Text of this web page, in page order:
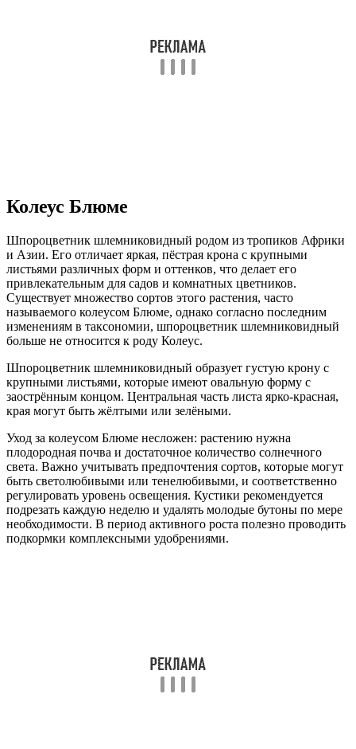
Колеус Блюме
Шпороцветник шлемниковидный родом из тропиков Африки
и Азии. Его отличает яркая, пёстрая крона с крупными
листьями различных форм и оттенков, что делает его
привлекательным для садов и комнатных цветников.
Существует множество сортов этого растения, часто
называемого колеусом Блюме, однако согласно последним
изменениям в таксономии, шпороцветник шлемниковидный
больше не относится к роду Колеус.
Шпороцветник шлемниковидный образует густую крону с
крупными листьями, которые имеют овальную форму с
заострённым концом. Центральная часть листа ярко-красная,
края могут быть жёлтыми или зелёными.
Уход за колеусом Блюме несложен: растению нужна
плодородная почва и достаточное количество солнечного
света. Важно учитывать предпочтения сортов, которые могут
быть светолюбивыми или тенелюбивыми, и соответственно
регулировать уровень освещения. Кустики рекомендуется
подрезать каждую неделю и удалять молодые бутоны по мере
необходимости. В период активного роста полезно проводить
подкормки комплексными удобрениями.